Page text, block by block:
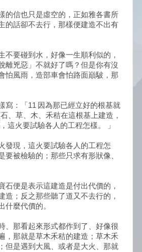
的信也只是虛空的，正如雅各書所
的話卻不去行，那樣便建造不出有
要碰到水，好像一生順利似的，
離兇惡」不就好了嗎？但是你有沒
怕風雨，造部車會怕路面巔駊，那
寫：「11 因為那已經立好的根基就
、草、木、禾秸在這根基上建造，
這火要試驗各人的工程怎樣。 」
發現，這火要試驗各人的工程怎
被檢驗的；那些只求有形狀像、
便是表示這建造是付出代價的，
；反之那些聽了道又不去行的，
麼代價的。
、那看起來形式都作到了、好像很
，那就是草木禾秸的建造；草木禾
但是遇到大風、或者是大火、那就